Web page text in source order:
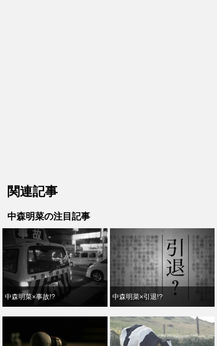
関連記事
中森明菜の注目記事
中森明菜×事故!? 中森明菜×引退!?